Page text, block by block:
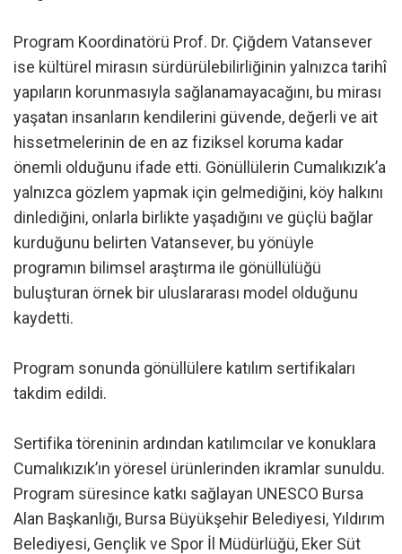
Program Koordinatörü Prof. Dr. Çiğdem Vatansever
ise kültürel mirasın sürdürülebilirliğinin yalnızca tarihî
yapıların korunmasıyla sağlanamayacağını, bu mirası
yaşatan insanların kendilerini güvende, değerli ve ait
hissetmelerinin de en az fiziksel koruma kadar
önemli olduğunu ifade etti. Gönüllülerin Cumalıkızık’a
yalnızca gözlem yapmak için gelmediğini, köy halkını
dinlediğini, onlarla birlikte yaşadığını ve güçlü bağlar
kurduğunu belirten Vatansever, bu yönüyle
programın bilimsel araştırma ile gönüllülüğü
buluşturan örnek bir uluslararası model olduğunu
kaydetti.
Program sonunda gönüllülere katılım sertifikaları
takdim edildi.
Sertifika töreninin ardından katılımcılar ve konuklara
Cumalıkızık’ın yöresel ürünlerinden ikramlar sunuldu.
Program süresince katkı sağlayan UNESCO Bursa
Alan Başkanlığı, Bursa Büyükşehir Belediyesi, Yıldırım
Belediyesi, Gençlik ve Spor İl Müdürlüğü, Eker Süt